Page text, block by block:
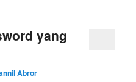
yang
Abror